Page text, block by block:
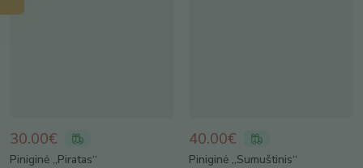
30.00€
Piniginė „Piratas“
40.00€
Piniginė „Sumuštinis“